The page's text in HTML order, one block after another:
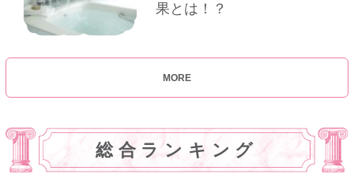
果とは！？
MORE
総合ランキング